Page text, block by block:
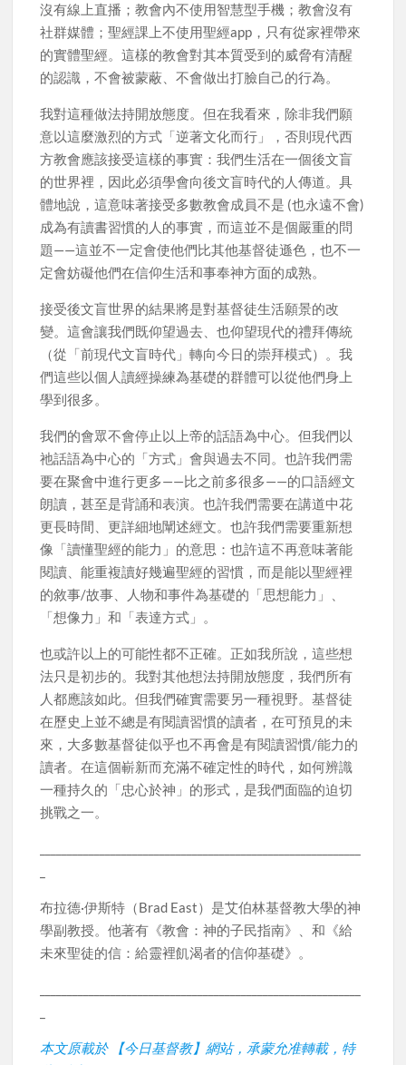
沒有線上直播；教會內不使用智慧型手機；教會沒有
社群媒體；聖經課上不使用聖經app，只有從家裡帶來
的實體聖經。這樣的教會對其本質受到的威脅有清醒
的認識，不會被蒙蔽、不會做出打臉自己的行為。
我對這種做法持開放態度。但在我看來，除非我們願
意以這麼激烈的方式「逆著文化而行」，否則現代西
方教會應該接受這樣的事實：我們生活在一個後文盲
的世界裡，因此必須學會向後文盲時代的人傳道。具
體地說，這意味著接受多數教會成員不是 (也永遠不會)
成為有讀書習慣的人的事實，而這並不是個嚴重的問
題——這並不一定會使他們比其他基督徒遜色，也不一
定會妨礙他們在信仰生活和事奉神方面的成熟。
接受後文盲世界的結果將是對基督徒生活願景的改
變。這會讓我們既仰望過去、也仰望現代的禮拜傳統
（從「前現代文盲時代」轉向今日的崇拜模式）。我
們這些以個人讀經操練為基礎的群體可以從他們身上
學到很多。
我們的會眾不會停止以上帝的話語為中心。但我們以
祂話語為中心的「方式」會與過去不同。也許我們需
要在聚會中進行更多——比之前多很多——的口語經文
朗讀，甚至是背誦和表演。也許我們需要在講道中花
更長時間、更詳細地闡述經文。也許我們需要重新想
像「讀懂聖經的能力」的意思：也許這不再意味著能
閱讀、能重複讀好幾遍聖經的習慣，而是能以聖經裡
的敘事/故事、人物和事件為基礎的「思想能力」、
「想像力」和「表達方式」。
也或許以上的可能性都不正確。正如我所說，這些想
法只是初步的。我對其他想法持開放態度，我們所有
人都應該如此。但我們確實需要另一種視野。基督徒
在歷史上並不總是有閱讀習慣的讀者，在可預見的未
來，大多數基督徒似乎也不再會是有閱讀習慣/能力的
讀者。在這個嶄新而充滿不確定性的時代，如何辨識
一種持久的「忠心於神」的形式，是我們面臨的迫切
挑戰之一。
布拉德·伊斯特（Brad East）是艾伯林基督教大學的神
學副教授。他著有《教會：神的子民指南》、和《給
未來聖徒的信：給靈裡飢渴者的信仰基礎》。
本文原載於 【今日基督教】網站，承蒙允准轉載，特